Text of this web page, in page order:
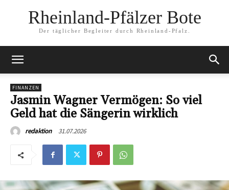
Rheinland-Pfälzer Bote
Der täglicher Begleiter durch Rheinland-Pfalz.
FINANZEN
Jasmin Wagner Vermögen: So viel
Geld hat die Sängerin wirklich
redaktion 31.07.2026